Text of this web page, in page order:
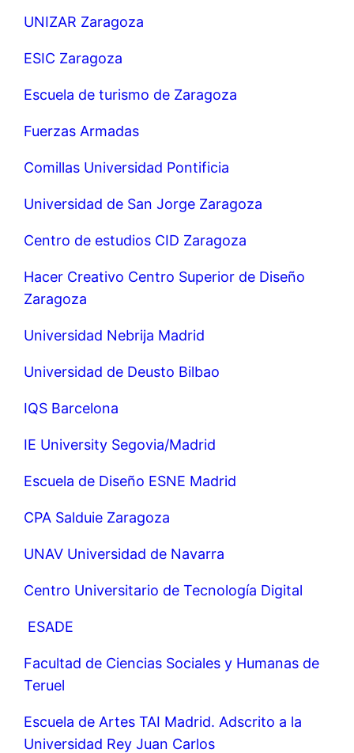
UNIZAR Zaragoza
ESIC Zaragoza
Escuela de turismo de Zaragoza
Fuerzas Armadas
Comillas Universidad Pontificia
Universidad de San Jorge Zaragoza
Centro de estudios CID Zaragoza
Hacer Creativo Centro Superior de Diseño
Zaragoza
Universidad Nebrija Madrid
Universidad de Deusto Bilbao
IQS Barcelona
IE University Segovia/Madrid
Escuela de Diseño ESNE Madrid
CPA Salduie Zaragoza
UNAV Universidad de Navarra
Centro Universitario de Tecnología Digital
ESADE
Facultad de Ciencias Sociales y Humanas de
Teruel
Escuela de Artes TAI Madrid. Adscrito a la
Universidad Rey Juan Carlos